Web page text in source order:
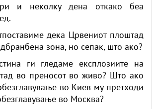
и неколку дена откако беа
дека Црвениот плоштад
зона, но сепак, што ако?
ги гледаме експлозиите на
во преносот во живо? Што ако
во Киев му претходи
во Москва?